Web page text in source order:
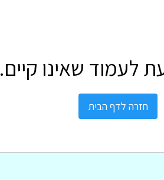
לעמוד שאינו קיים.
חזרה לדף הבית